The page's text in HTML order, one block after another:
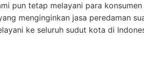
pun tetap melayani para konsumen
menginginkan jasa peredaman
ke seluruh sudut kota di